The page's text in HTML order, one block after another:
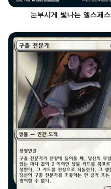
눈부시게 빛나는 엘스페스